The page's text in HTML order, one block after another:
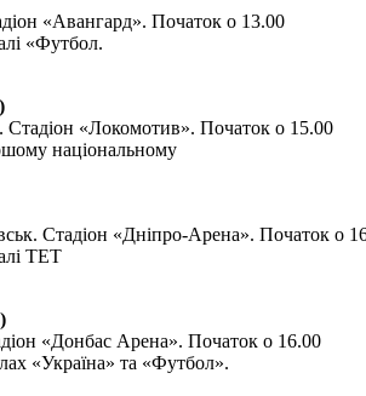
«Авангард». Початок о 13.00
«Футбол.
Стадіон «Локомотив». Початок о 15.00
національному
Стадіон «Дніпро-Арена». Початок о
ТЕТ
«Донбас Арена». Початок о 16.00
«Україна» та «Футбол».